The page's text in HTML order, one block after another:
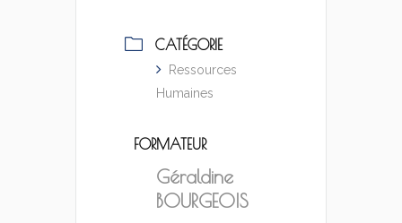
CATÉGORIE
Ressources
Humaines
FORMATEUR
Géraldine
BOURGEOIS